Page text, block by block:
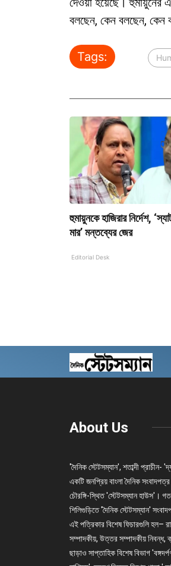
বলছেন, কেন বলছেন, কেন
Tags:
হুমায়ুনকে হাজিরার নির্দেশ,
মার’ মন্তব্যের জের
Editorial Desk
About Us
'দৈনিক স্টেটসম্যান', শতাব্দী প্রাচীন-
একটি জনপ্রিয় বাংলা দৈনিক
চৌরঙ্গি-স্থিত 'স্টেটসম্যান হাউস'।
শিলিগুড়িতে 'দৈনিক স্টেটসম্যান'
এই পত্রিকার বিশেষ ফিচারগুলি হল–
সম্পাদকীয়, উত্তর সম্পাদকীয় নিবন্ধ,
ছাড়াও সাপ্তাহিক বিশেষ বিভাগ